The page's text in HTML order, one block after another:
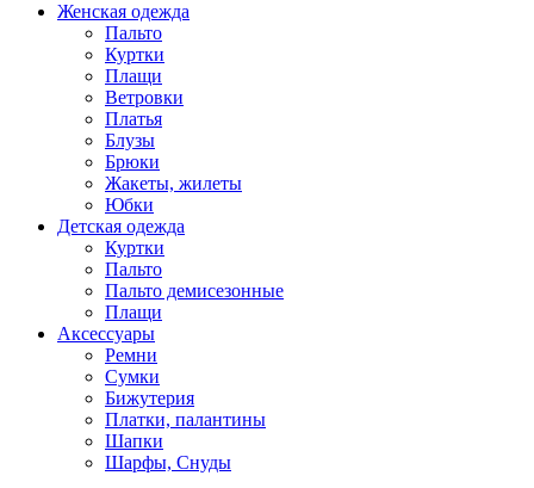
Женская одежда
Пальто
Куртки
Плащи
Ветровки
Платья
Блузы
Брюки
Жакеты, жилеты
Юбки
Детская одежда
Куртки
Пальто
Пальто демисезонные
Плащи
Аксессуары
Ремни
Сумки
Бижутерия
Платки, палантины
Шапки
Шарфы, Снуды